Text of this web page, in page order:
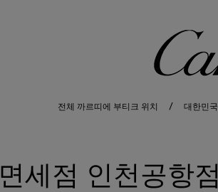
까르띠에
전체 까르띠에 부티크 위치 대한민국
세점 인천공항점